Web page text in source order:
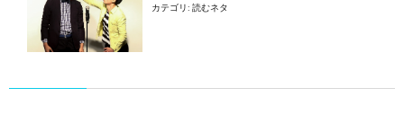
カテゴリ: 読むネタ